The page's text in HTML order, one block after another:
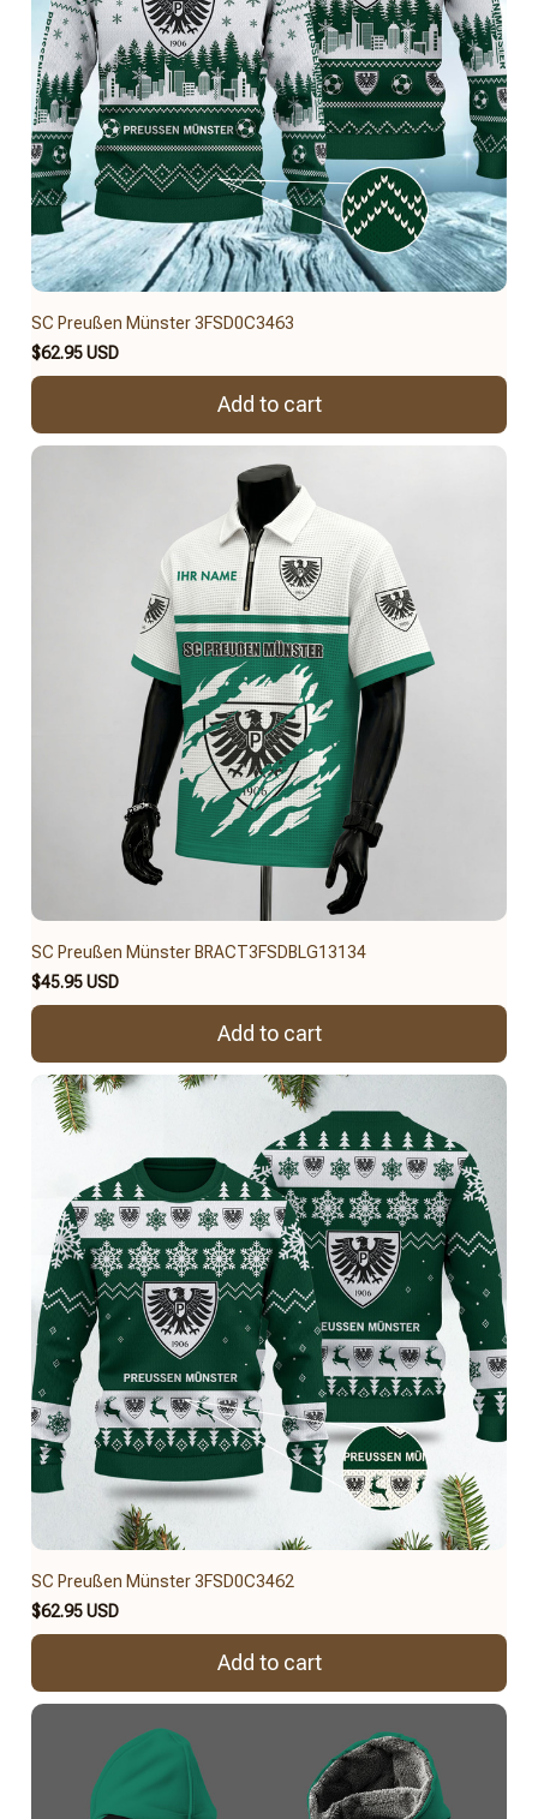
SC Preußen Münster 3FSD0C3463
$62.95 USD
Add to cart
SC Preußen Münster BRACT3FSDBLG13134
$45.95 USD
Add to cart
SC Preußen Münster 3FSD0C3462
$62.95 USD
Add to cart